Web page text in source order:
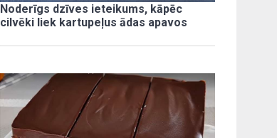
Noderīgs dzīves ieteikums, kāpēc
cilvēki liek kartupeļus ādas apavos